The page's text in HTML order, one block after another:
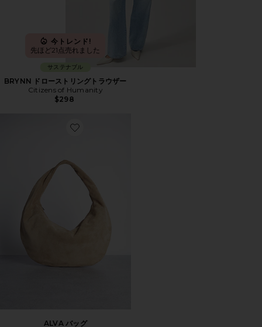
今トレンド!
先ほど21点売れました
サステナブル
BRYNN ドローストリングトラウザー
Citizens of Humanity
$298
Favorite ALVA バッグ
ALVA バッグ